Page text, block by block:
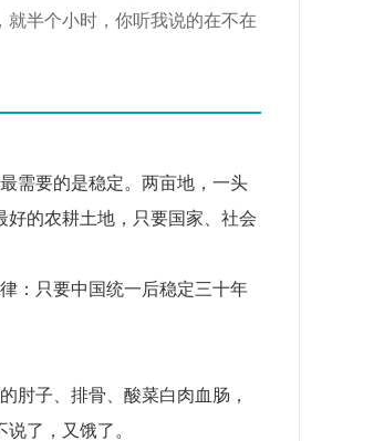
半个小时，你听我说的在不在
需要的是稳定。两亩地，一头
的农耕土地，只要国家、社会
：只要中国统一后稳定三十年
子、排骨、酸菜白肉血肠，
了，又饿了。